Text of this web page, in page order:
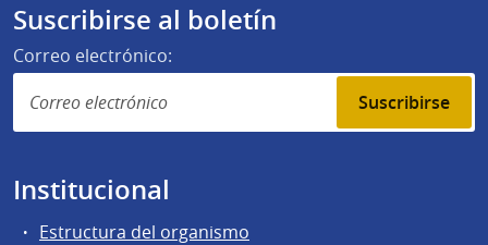
Suscribirse al boletín
Correo electrónico:
Suscribirse
Institucional
Estructura del organismo